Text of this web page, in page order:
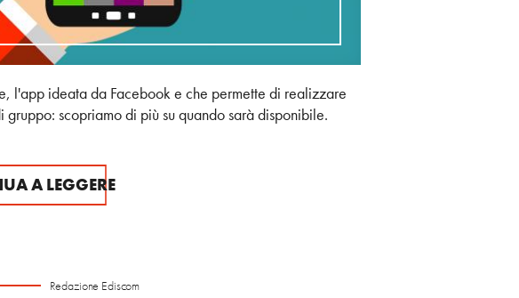
l'app ideata da Facebook e che permette di realizzare
gruppo: scopriamo di più su quando sarà disponibile.
A LEGGERE
Redazione Ediscom